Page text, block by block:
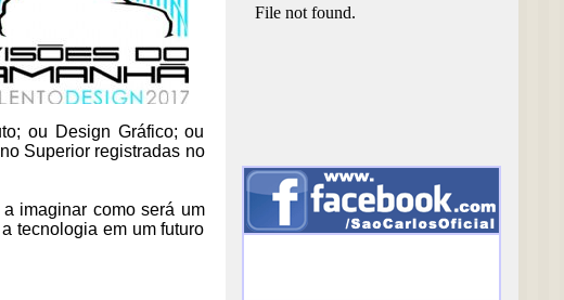
ou Design Gráfico; ou
Superior registradas no
imaginar como será um
tecnologia em um futuro